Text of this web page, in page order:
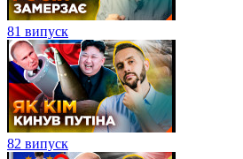
81 випуск
82 випуск